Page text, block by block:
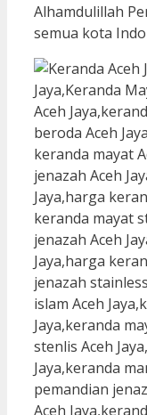
Alhamdulillah
semua kota